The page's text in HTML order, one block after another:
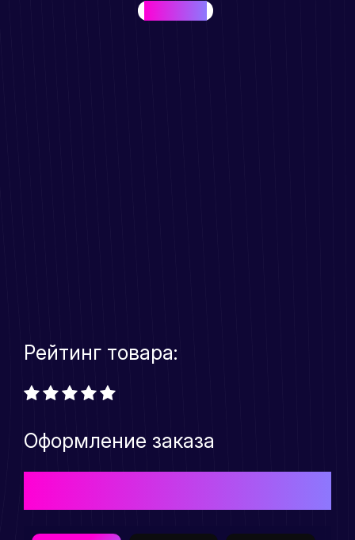
Рейтинг товара:
Оформление заказа